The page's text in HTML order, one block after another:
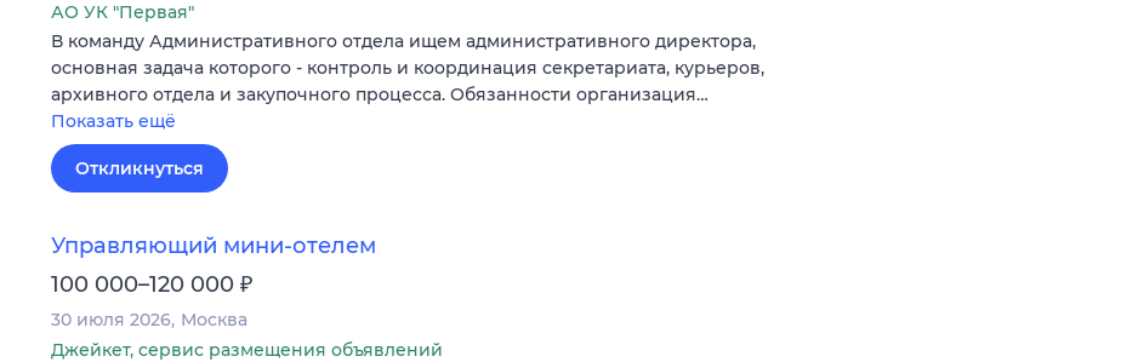
АО УК "Первая"
В команду Административного отдела ищем административного директора,
основная задача которого - контроль и координация секретариата, курьеров,
архивного отдела и закупочного процесса. Обязанности организация…
Показать ещё
Откликнуться
Управляющий мини-отелем
100 000–120 000 ₽
30 июля 2026 Москва
Джейкет, сервис размещения объявлений